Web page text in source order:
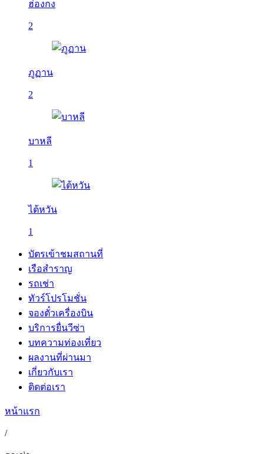
ฮ่องกง
2
ภูฏาน
2
บาหลี
1
ไต้หวัน
1
บัตรเข้าชมสถานที่
เรือสำราญ
รถเช่า
ทัวร์โปรโมชั่น
จองตั๋วเครื่องบิน
บริการยื่นวีซ่า
บทความท่องเที่ยว
ผลงานที่ผ่านมา
เกี่ยวกับเรา
ติดต่อเรา
หน้าแรก
/